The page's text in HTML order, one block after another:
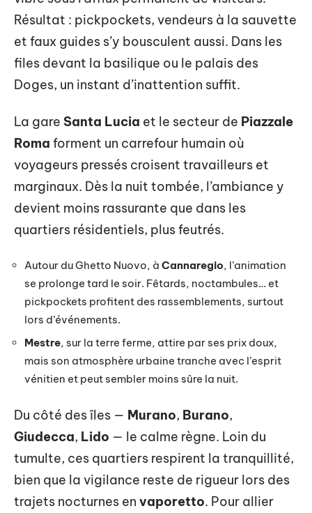
Résultat : pickpockets, vendeurs à la sauvette
et faux guides s’y bousculent aussi. Dans les
files devant la basilique ou le palais des
Doges, un instant d’inattention suffit.
La gare Santa Lucia et le secteur de Piazzale
Roma forment un carrefour humain où
voyageurs pressés croisent travailleurs et
marginaux. Dès la nuit tombée, l’ambiance y
devient moins rassurante que dans les
quartiers résidentiels, plus feutrés.
Autour du Ghetto Nuovo, à Cannaregio, l’animation
se prolonge tard le soir. Fêtards, noctambules… et
pickpockets profitent des rassemblements, surtout
lors d’événements.
Mestre, sur la terre ferme, attire par ses prix doux,
mais son atmosphère urbaine tranche avec l’esprit
vénitien et peut sembler moins sûre la nuit.
Du côté des îles — Murano, Burano,
Giudecca, Lido — le calme règne. Loin du
tumulte, ces quartiers respirent la tranquillité,
bien que la vigilance reste de rigueur lors des
trajets nocturnes en vaporetto. Pour allier